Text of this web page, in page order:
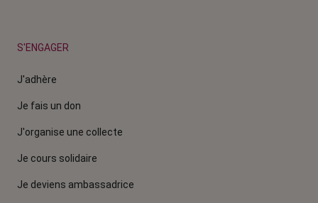
S'ENGAGER
J'adhère
Je fais un don
J'organise une collecte
Je cours solidaire
Je deviens ambassadrice